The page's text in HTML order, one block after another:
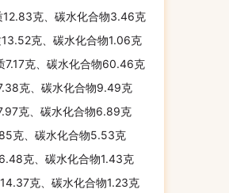
克、碳水化合物3.46克
克、碳水化合物1.06克
克、碳水化合物60.46克
克、碳水化合物9.49克
克、碳水化合物6.89克
克、碳水化合物5.53克
克、碳水化合物1.43克
克、碳水化合物1.23克